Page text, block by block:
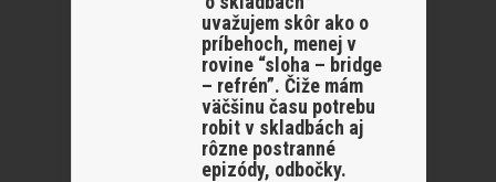
uvažujem skôr ako o
príbehoch, menej v
rovine “sloha – bridge
– refrén”. Čiže mám
väčšinu času potrebu
robit v skladbách aj
rôzne postranné
epizódy, odbočky.